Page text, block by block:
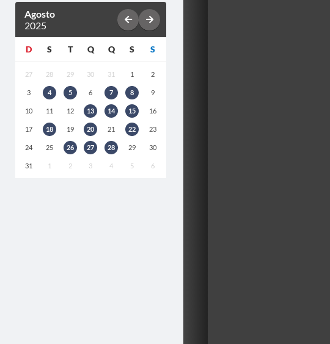
Agosto
2025
D S T Q Q S S
27 28 29 30 31 1 2
3 4 5 6 7 8 9
10 11 12 13 14 15 16
17 18 19 20 21 22 23
24 25 26 27 28 29 30
31 1 2 3 4 5 6